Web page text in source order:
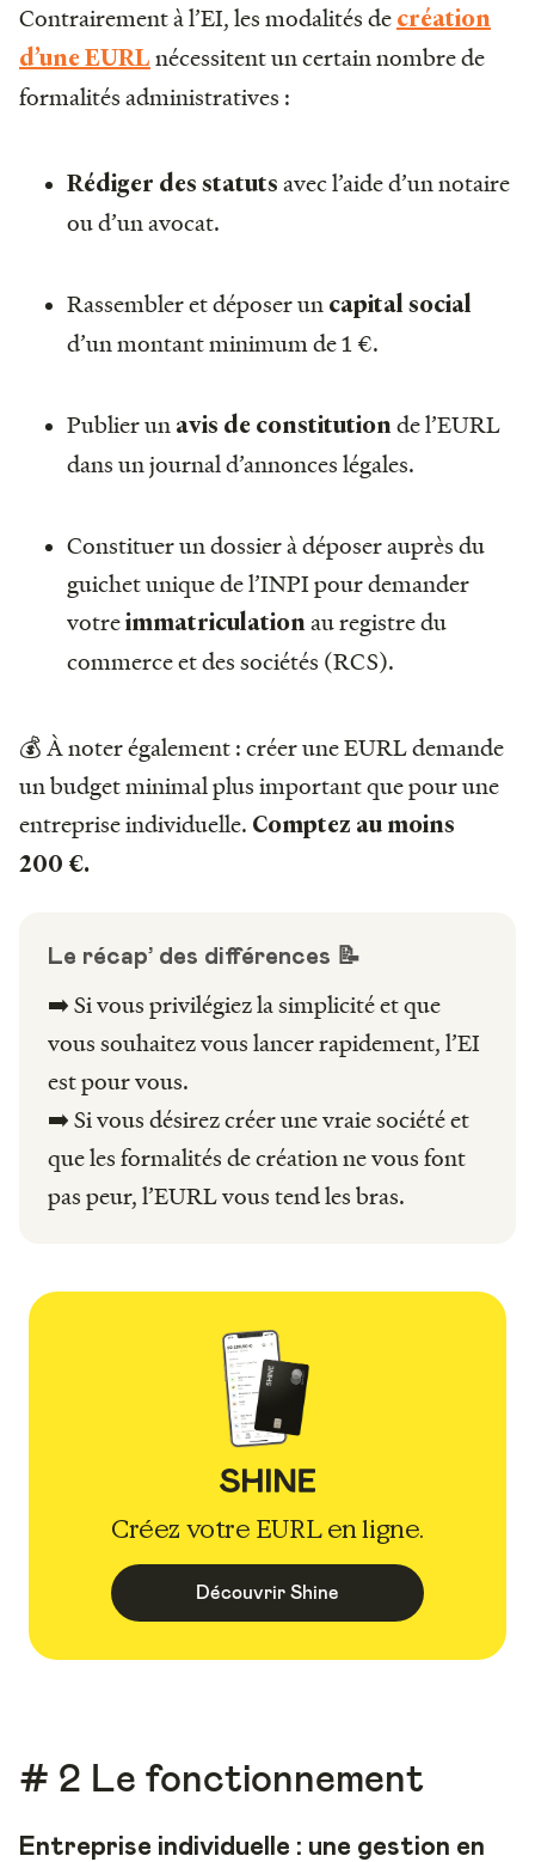
Contrairement à l’EI, les modalités de création
d’une EURL nécessitent un certain nombre de
formalités administratives :
Rédiger des statuts avec l’aide d’un notaire
ou d’un avocat.
Rassembler et déposer un capital social
d’un montant minimum de 1 €.
Publier un avis de constitution de l’EURL
dans un journal d’annonces légales.
Constituer un dossier à déposer auprès du
guichet unique de l’INPI pour demander
votreimmatriculation au registre du
commerce et des sociétés (RCS).
💰 À noter également : créer une EURL demande
un budget minimal plus important que pour une
entreprise individuelle. Comptez au moins
200 €.
Le récap’ des différences 📝
➡️ Si vous privilégiez la simplicité et que
vous souhaitez vous lancer rapidement, l’EI
est pour vous.
➡️ Si vous désirez créer une vraie société et
que les formalités de création ne vous font
pas peur, l’EURL vous tend les bras.
Créez votre EURL en ligne.
Découvrir Shine
# 2 Le fonctionnement
Entreprise individuelle : une gestion en